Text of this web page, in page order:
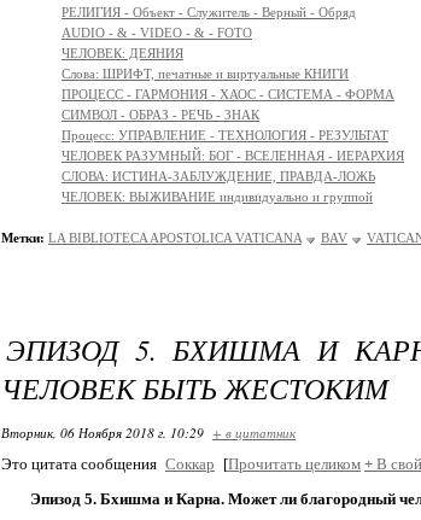
РЕЛИГИЯ - Объект - Служитель - Верный - Обряд
AUDIO - & - VIDEO - & - FOTO
ЧЕЛОВЕК: ДЕЯНИЯ
Слова: ШРИФТ, печатные и виртуальные КНИГИ
ПРОЦЕСС - ГАРМОНИЯ - ХАОС - СИСТЕМА - ФОРМА
СИМВОЛ - ОБРАЗ - РЕЧЬ - ЗНАК
Процесс: УПРАВЛЕНИЕ - ТЕХНОЛОГИЯ - РЕЗУЛЬТАТ
ЧЕЛОВЕК РАЗУМНЫЙ: БОГ - ВСЕЛЕННАЯ - ИЕРАРХИЯ
СЛОВА: ИСТИНА-ЗАБЛУЖДЕНИЕ, ПРАВДА-ЛОЖЬ
ЧЕЛОВЕК: ВЫЖИВАНИЕ индивидуально и группой
Метки: LA BIBLIOTECA APOSTOLICA VATICANA BAV
ЭПИЗОД 5. БХИШМА И
ЧЕЛОВЕК БЫТЬ ЖЕСТОКИМ
Вторник, 06 Ноября 2018 г. 10:29 + в цитатник
Это цитата сообщения Соккар [Прочитать целиком + В
Эпизод 5. Бхишма и Карна. Может ли благородный